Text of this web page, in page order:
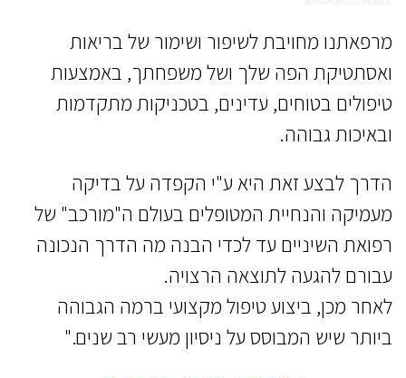
מרפאתנו מחויבת לשיפור ושימור של בריאות
ואסתטיקת הפה שלך ושל משפחתך, באמצעות
טיפולים בטוחים, עדינים, בטכניקות מתקדמות
ובאיכות גבוהה.
הדרך לבצע זאת היא ע"י הקפדה על בדיקה
מעמיקה והנחיית המטופלים בעולם ה"מורכב" של
רפואת השיניים עד לכדי הבנה מה הדרך הנכונה
עבורם להגעה לתוצאה הרצויה.
לאחר מכן, ביצוע טיפול מקצועי ברמה הגבוהה
ביותר שיש המבוסס על ניסיון מעשי רב שנים."